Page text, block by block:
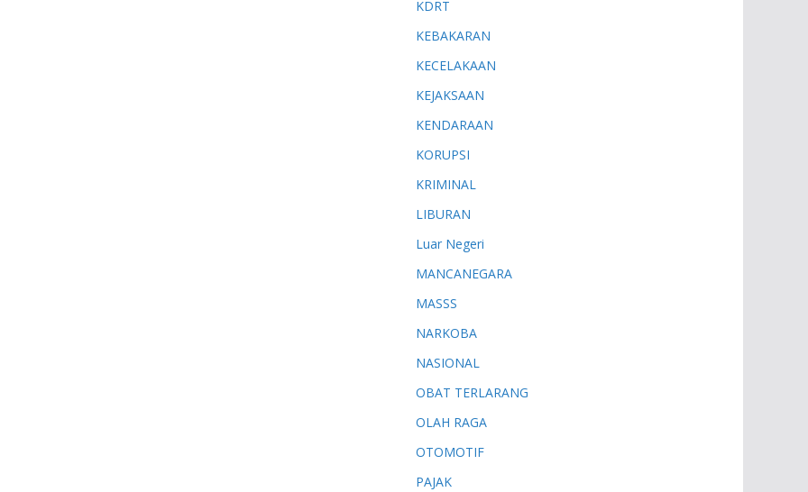
KDRT
KEBAKARAN
KECELAKAAN
KEJAKSAAN
KENDARAAN
KORUPSI
KRIMINAL
LIBURAN
Luar Negeri
MANCANEGARA
MASSS
NARKOBA
NASIONAL
OBAT TERLARANG
OLAH RAGA
OTOMOTIF
PAJAK